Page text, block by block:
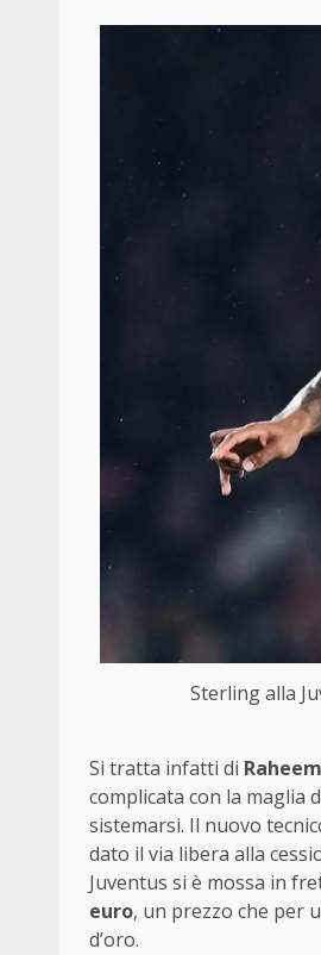
Sterling alla
Si tratta infatti di
complicata con la maglia
sistemarsi. Il nuovo
dato il via libera alla
Juventus si è mossa in
euro, un prezzo che per
d’oro.